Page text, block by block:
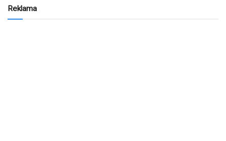
Reklama